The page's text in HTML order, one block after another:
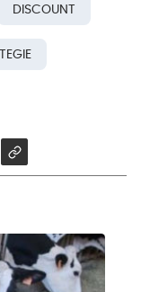
DISCOUNT